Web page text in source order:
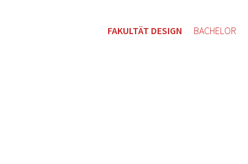
FAKULTÄT DESIGN BACHELOR